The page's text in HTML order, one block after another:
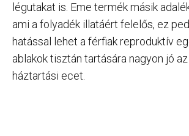
légutakat is. Eme termék másik
ami a folyadék illatáért felelős, ez
hatással lehet a férfiak reproduktív
ablakok tisztán tartására nagyon jó
háztartási ecet.